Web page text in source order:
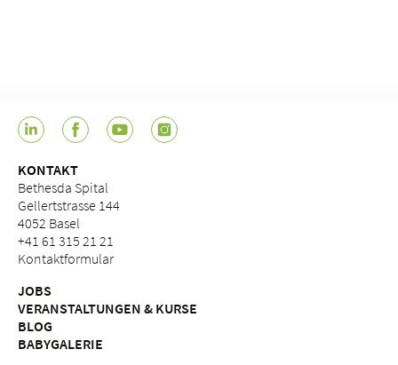
KONTAKT
Bethesda Spital
Gellertstrasse 144
4052 Basel
+41 61 315 21 21
Kontaktformular
JOBS
VERANSTALTUNGEN & KURSE
BLOG
BABYGALERIE